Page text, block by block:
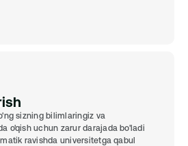
sizning bilimlaringiz va
o'qish uchun zarur darajada bo'ladi
ravishda universitetga qabul